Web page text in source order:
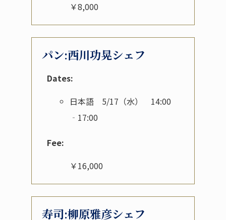
￥8,000
パン:西川功晃シェフ
Dates:
日本語 5/17（水） 14:00
‐17:00
Fee:
￥16,000
寿司:柳原雅彦シェフ